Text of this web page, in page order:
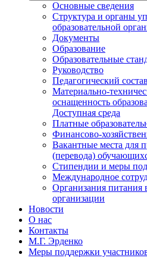
Основные сведения
Структура и органы
образовательной
Документы
Образование
Образовательные
Руководство
Педагогический состав
Материально-
оснащенность
Доступная среда
Платные
Финансово-
Вакантные места для
(перевода)
Стипендии и меры
Международное
Организания питания
организации
Новости
О нас
Контакты
М.Г. Эрденко
Меры поддержки